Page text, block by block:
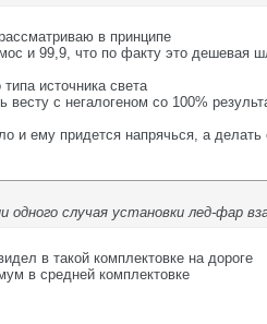
в принципе
и 99,9, что по факту это дешевая
источника света
весту с негалогеном со 100%
и ему придется напрячься, а
случая установки лед-фар
в такой комплектовке на дороге
в средней комплектовке